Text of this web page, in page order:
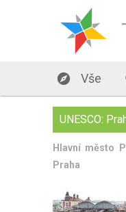
 Vše
UNESCO:
Hlavní město
Praha